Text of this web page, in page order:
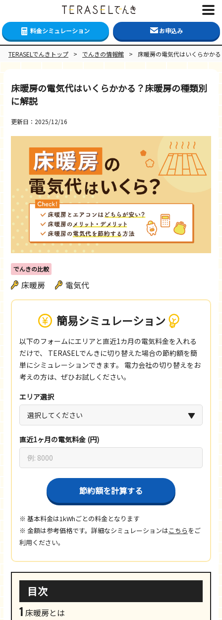
料金シミュレーション お申込み
TERASELでんきトップ > でんきの情報館 > 床暖房の電気代はいくらかか
床暖房の電気代はいくらかかる？床暖房の種類別
に解説
更新日：2025/12/16
でんきの比較
床暖房 電気代
簡易シミュレーション
以下のフォームにエリアと直近1カ月の電気料金を入れる
だけで、
TERASELでんきに切り替えた場合の節約額を簡
単にシミュレーションできます。
電力会社の切り替えをお
考えの方は、ぜひお試しください。
エリア選択
直近1ヶ月の電気料金 (円)
節約額を計算する
※ 基本料金は1kWhごとの料金となります
※ 金額は参考価格です。詳細なシミュレーションはこちら をご
利用ください。
目次
1 床暖房とは